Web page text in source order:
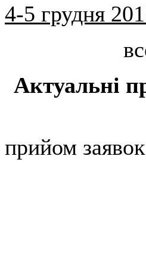
4-5 грудня
Актуальні
прийом